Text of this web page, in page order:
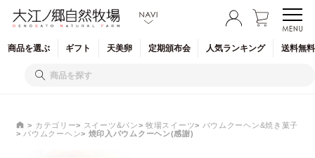
商品を選ぶ ギフト 天美卵 定期頒布会 人気ランキング 送料無
カテゴリー スイーツ&パン 牧場スイーツ
バウムクーヘン&焼き菓子
バウムクーヘン
焼印入バウムクーヘン(感謝)